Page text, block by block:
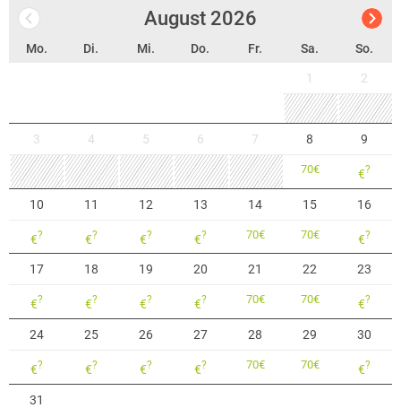
August 2026
Mo. Di. Mi. Do. Fr. Sa. So.
1 2
3 4 5 6 7 8
70€
9
€?
10
€?
11
€?
12
€?
13
€?
14
70€
15
70€
16
€?
17
€?
18
€?
19
€?
20
€?
21
70€
22
70€
23
€?
24
€?
25
€?
26
€?
27
€?
28
70€
29
70€
30
€?
31